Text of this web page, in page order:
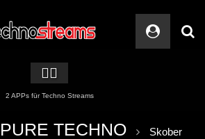
🏳️‍🌈
2 APPs für Techno Streams
PURE TECHNO
Skober